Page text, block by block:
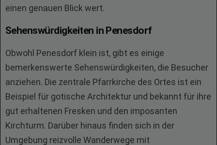
einen genauen Blick wert.
Sehenswürdigkeiten in Penesdorf
Obwohl Penesdorf klein ist, gibt es einige
bemerkenswerte Sehenswürdigkeiten, die Besucher
anziehen. Die zentrale Pfarrkirche des Ortes ist ein
Beispiel für gotische Architektur und bekannt für ihre
gut erhaltenen Fresken und den imposanten
Kirchturm. Darüber hinaus finden sich in der
Umgebung reizvolle Wanderwege mit